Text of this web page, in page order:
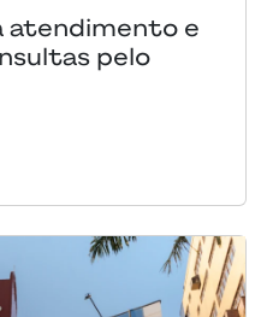
atendimento e
pelo